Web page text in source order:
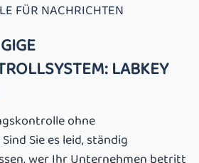
FÜR NACHRICHTEN
LABKEY
ohne
Sie es leid, ständig